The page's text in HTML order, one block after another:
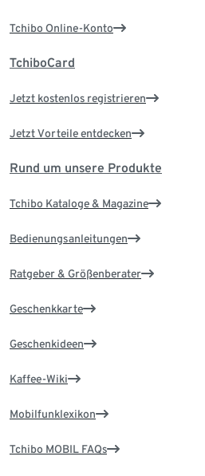
Tchibo Online-Konto
TchiboCard
Jetzt kostenlos registrieren
Jetzt Vorteile entdecken
Rund um unsere Produkte
Tchibo Kataloge & Magazine
Bedienungsanleitungen
Ratgeber & Größenberater
Geschenkkarte
Geschenkideen
Kaffee-Wiki
Mobilfunklexikon
Tchibo MOBIL FAQs